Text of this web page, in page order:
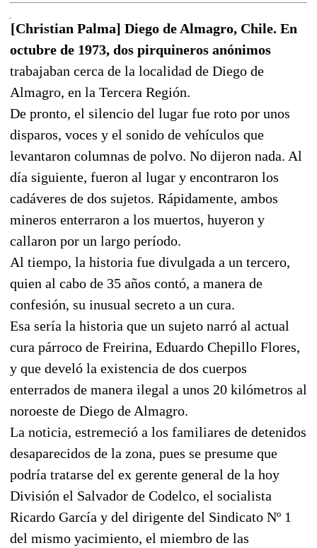
[Christian Palma] Diego de Almagro, Chile. En
octubre de 1973, dos pirquineros anónimos
trabajaban cerca de la localidad de Diego de
Almagro, en la Tercera Región.
De pronto, el silencio del lugar fue roto por unos
disparos, voces y el sonido de vehículos que
levantaron columnas de polvo. No dijeron nada. Al
día siguiente, fueron al lugar y encontraron los
cadáveres de dos sujetos. Rápidamente, ambos
mineros enterraron a los muertos, huyeron y
callaron por un largo período.
Al tiempo, la historia fue divulgada a un tercero,
quien al cabo de 35 años contó, a manera de
confesión, su inusual secreto a un cura.
Esa sería la historia que un sujeto narró al actual
cura párroco de Freirina, Eduardo Chepillo Flores,
y que develó la existencia de dos cuerpos
enterrados de manera ilegal a unos 20 kilómetros al
noroeste de Diego de Almagro.
La noticia, estremeció a los familiares de detenidos
desaparecidos de la zona, pues se presume que
podría tratarse del ex gerente general de la hoy
División el Salvador de Codelco, el socialista
Ricardo García y del dirigente del Sindicato Nº 1
del mismo yacimiento, el miembro de las